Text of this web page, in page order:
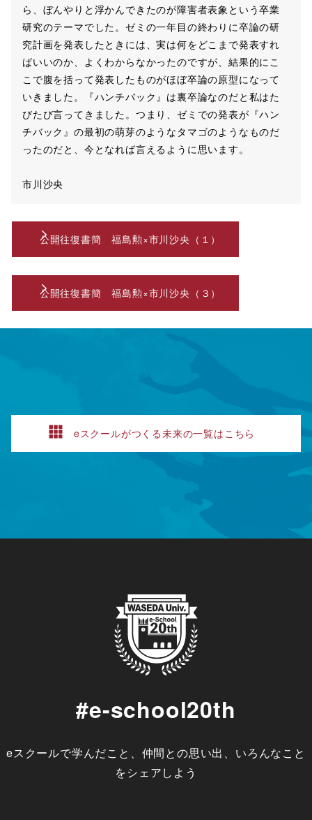
ら、ぼんやりと浮かんできたのが障害者表象という卒業
研究のテーマでした。ゼミの一年目の終わりに卒論の研
究計画を発表したときには、実は何をどこまで発表すれ
ばいいのか、よくわからなかったのですが、結果的にこ
こで腹を括って発表したものがほぼ卒論の原型になって
いきました。『ハンチバック』は裏卒論なのだと私はた
びたび言ってきました。つまり、ゼミでの発表が『ハン
チバック』の最初の萌芽のようなタマゴのようなものだ
ったのだと、今となれば言えるように思います。
市川沙央
公開往復書簡 福島勲×市川沙央（１）
公開往復書簡 福島勲×市川沙央（３）
eスクールがつくる未来の一覧はこちら
#e-school20th
eスクールで学んだこと、仲間との思い出、いろんなこと
をシェアしよう